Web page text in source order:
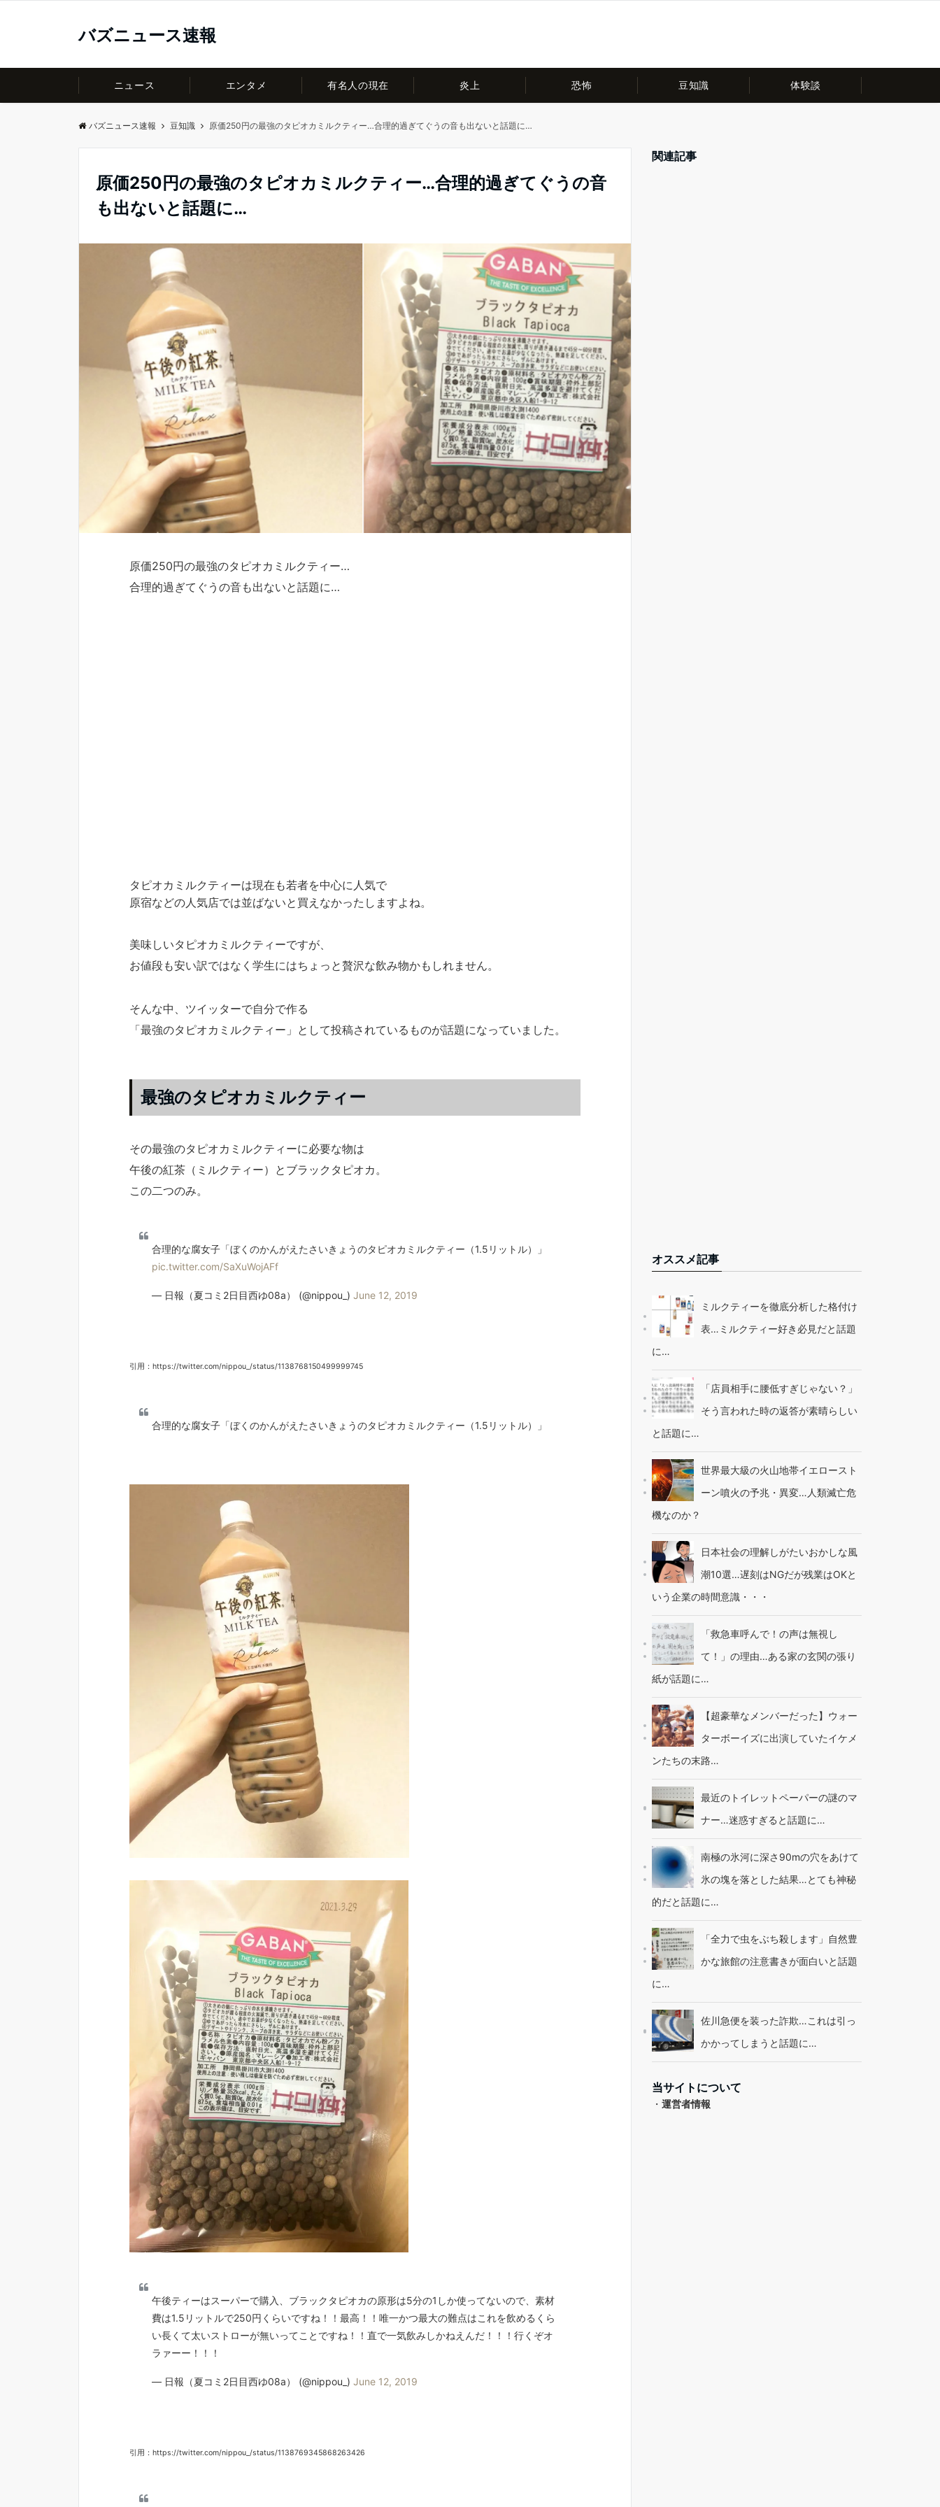
バズニュース速報
ニュース エンタメ 有名人の現在 炎上 恐怖 豆知識 体験談
バズニュース速報 豆知識 原価250円の最強のタピオカミルクティー…合理的過ぎてぐうの音も出ないと話題に…
原価250円の最強のタピオカミルクティー…合理的過ぎてぐうの音
も出ないと話題に…
原価250円の最強のタピオカミルクティー…
合理的過ぎてぐうの音も出ないと話題に…
タピオカミルクティーは現在も若者を中心に人気で
原宿などの人気店では並ばないと買えなかったしますよね。
美味しいタピオカミルクティーですが、
お値段も安い訳ではなく学生にはちょっと贅沢な飲み物かもしれません。
そんな中、ツイッターで自分で作る
「最強のタピオカミルクティー」として投稿されているものが話題になっていました。
最強のタピオカミルクティー
その最強のタピオカミルクティーに必要な物は
午後の紅茶（ミルクティー）とブラックタピオカ。
この二つのみ。
合理的な腐女子「ぼくのかんがえたさいきょうのタピオカミルクティー（1.5リットル）」
pic.twitter.com/SaXuWojAFf
— 日報（夏コミ2日目西ゆ08a） (@nippou_) June 12, 2019
引用：https://twitter.com/nippou_/status/1138768150499999745
合理的な腐女子「ぼくのかんがえたさいきょうのタピオカミルクティー（1.5リットル）」
午後ティーはスーパーで購入、ブラックタピオカの原形は5分の1しか使ってないので、素材
費は1.5リットルで250円くらいですね！！最高！！唯一かつ最大の難点はこれを飲めるくら
い長くて太いストローが無いってことですね！！直で一気飲みしかねえんだ！！！行くぞオ
ラァーー！！！
— 日報（夏コミ2日目西ゆ08a） (@nippou_) June 12, 2019
引用：https://twitter.com/nippou_/status/1138769345868263426
関連記事
オススメ記事
ミルクティーを徹底分析した格付け
表…ミルクティー好き必見だと話題
に…
「店員相手に腰低すぎじゃない？」
そう言われた時の返答が素晴らしい
と話題に…
世界最大級の火山地帯イエロースト
ーン噴火の予兆・異変…人類滅亡危
機なのか？
日本社会の理解しがたいおかしな風
潮10選…遅刻はNGだが残業はOKと
いう企業の時間意識・・・
「救急車呼んで！の声は無視し
て！」の理由…ある家の玄関の張り
紙が話題に…
【超豪華なメンバーだった】ウォー
ターボーイズに出演していたイケメ
ンたちの末路…
最近のトイレットペーパーの謎のマ
ナー…迷惑すぎると話題に…
南極の氷河に深さ90mの穴をあけて
氷の塊を落とした結果…とても神秘
的だと話題に…
「全力で虫をぶち殺します」自然豊
かな旅館の注意書きが面白いと話題
に…
佐川急便を装った詐欺…これは引っ
かかってしまうと話題に…
当サイトについて
・ 運営者情報